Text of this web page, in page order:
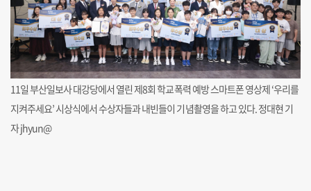
11일 부산일보사 대강당에서 열린 제8회 학교폭력 예방 스마트폰 영상제 ‘우리를
지켜주세요’ 시상식에서 수상자들과 내빈들이 기념촬영을 하고 있다. 정대현 기
자 jhyun@